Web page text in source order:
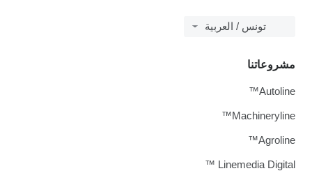
تونس / العربية
مشروعاتنا
Autoline™
Machineryline™
Agroline™
Linemedia Digital ™